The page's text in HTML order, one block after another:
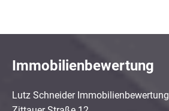
Immobilienbewertung
Lutz Schneider Immobilienbewertung